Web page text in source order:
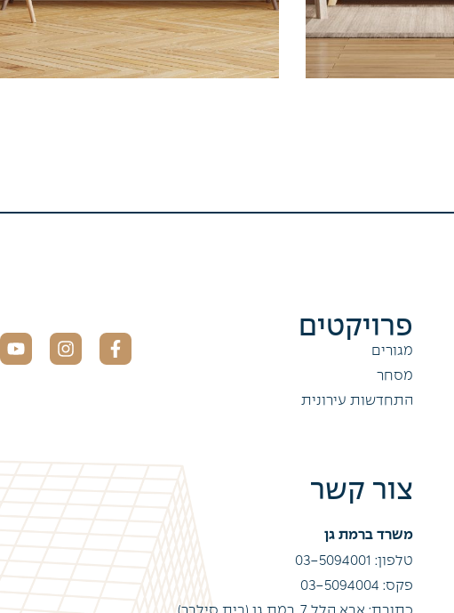
פרויקטים
מגורים
מסחר
התחדשות עירונית
צור קשר
משרד ברמת גן
טלפון: 03-5094001
פקס: 03-5094004